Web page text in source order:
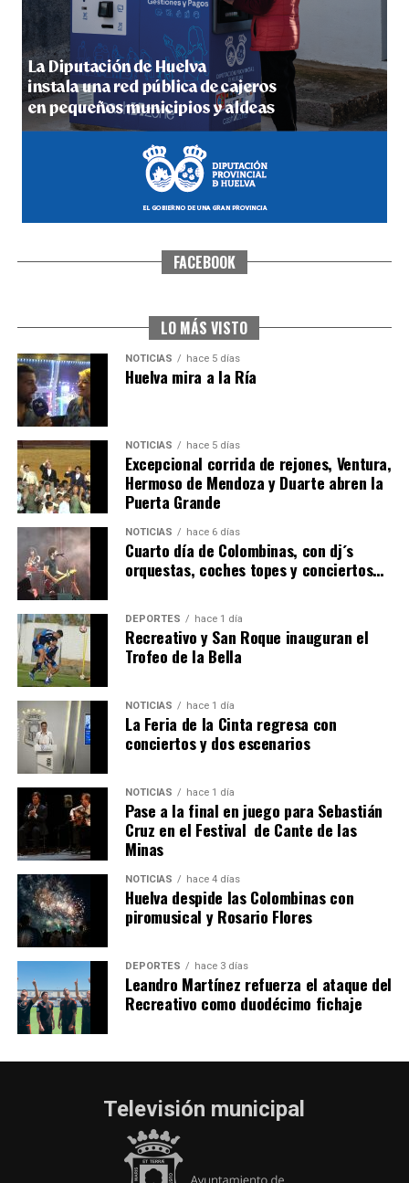
5º DÍA DE LAS FIESTAS COLOMBINAS 2026
hace 5 días·Huelvatv
CUARTA CORRIDA DE LAS FIESTAS COLOMBINAS
4º DÍA DE LAS FIESTAS COLOMBINAS 2026
hace 6 días Huelvatv
SEXTA CORRIDA DE LAS FIESTAS COLOMBINAS
2026
hace 4 días· Huelvatv
FACEBOOK
LO MÁS VISTO
NOTICIAS hace 5 días
Huelva mira a la Ría
NOTICIAS hace 5 días
Excepcional corrida de rejones, Ventura,
Hermoso de Mendoza y Duarte abren la
Puerta Grande
NOTICIAS hace 6 días
Cuarto día de Colombinas, con dj´s
orquestas, coches topes y conciertos…
DEPORTES hace 1 día
Recreativo y San Roque inauguran el
Trofeo de la Bella
NOTICIAS hace 1 día
La Feria de la Cinta regresa con
conciertos y dos escenarios
NOTICIAS hace 1 día
Pase a la final en juego para Sebastián
Cruz en el Festival de Cante de las
Minas
NOTICIAS hace 4 días
Huelva despide las Colombinas con
piromusical y Rosario Flores
DEPORTES hace 3 días
Leandro Martínez refuerza el ataque del
Recreativo como duodécimo fichaje
Televisión municipal